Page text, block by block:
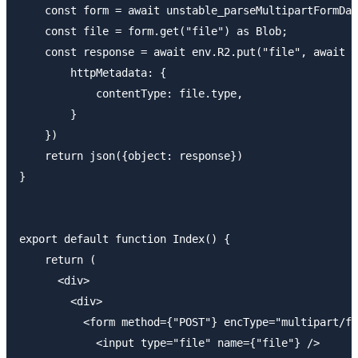
const form = await
    const file = form.get("file") as Blob;
const response = await env.R2.put("file", await
        httpMetadata: {
            contentType: file.type,
        }
    })
    return json({object: response})
}
export default function Index() {
    return (
      <div>
        <div>
<form method={"POST"} encType="multipart/
            <input type="file" name={"file"} />